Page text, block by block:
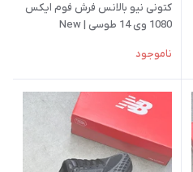
کتونی نیو بالانس فرش فوم ایکس
1080 وی 14 طوسی | New
ناموجود